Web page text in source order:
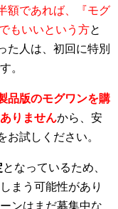
額であれば、『モグ
もいいという方と
た人は、初回に特別
。
品版のモグワンを購
りませんから、安
試しください。
となっているため、
まう可能性があり
ンはまだ募集中な